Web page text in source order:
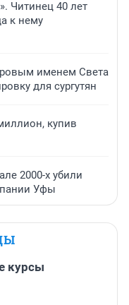
Читинец 40 лет
к нему
именем Света
для сургутян
купив
2000-х убили
Уфы
курсы